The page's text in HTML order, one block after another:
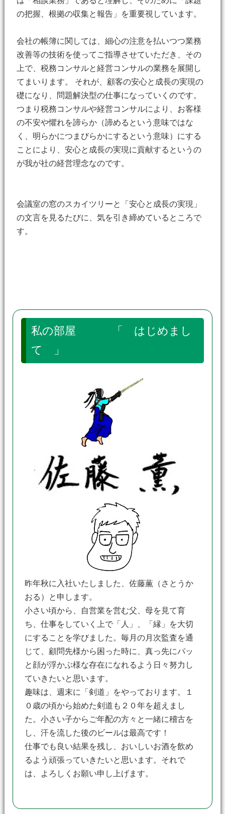
の把握、根拠の収集と報告」を重要視しています。
会社の帳簿に関しては、細心の注意を払いつつ業務
改善等の技術を使ってご指導させていただき、その
上で、税務コンサルと経営コンサルの業務を展開し
てまいります。 それが、顧客の安心と成長の実現の
礎になり、問題解決型の仕事になっていくのです。
つまり税務コンサルや経営コンサルにより、お客様
の不安や懼れを諦らか（諦めるという意味ではな
く、明らかにつまびらかにするという意味）にする
ことにより、安心と成長の実現に貢献するというの
が我が社の経営理念なのです。
会議室の窓のスカイツリーと「安心と成長の実現」
の文言を見るたびに、気を引き締めているところで
す。
私の部屋 「 はじめまし
て 」
昨年秋に入社いたしました、佐藤薫（さとうか
おる）と申します。
小さい頃から、自営業を営む父、母を見て育
ち、仕事をしていく上で「人」、「縁」を大切
にすることを学びました。毎月の月次監査を通
じて、顧問先様から困った時に、真っ先にパッ
と顔が浮かぶ様な存在になれるよう日々努力し
ていきたいと思います。
趣味は、週末に「剣道」をやっております。１
０歳の頃から始めた剣道も２０年を超えまし
た。小さい子からご年配の方々と一緒に稽古を
し、汗を流した後のビールは最高です！
仕事でも良い結果を残し、おいしいお酒を飲め
るよう頑張っていきたいと思います。それで
は、よろしくお願い申し上げます。